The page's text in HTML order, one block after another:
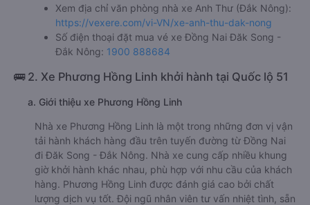
Xem địa chỉ văn phòng nhà xe Anh Thư (Đắk Nông):
https://vexere.com/vi-VN/xe-anh-thu-dak-nong
Số điện thoại đặt mua vé xe Đồng Nai Đăk Song -
Đắk Nông: 1900 888684
🚌 2. Xe Phương Hồng Linh khởi hành tại Quốc lộ 51
a. Giới thiệu xe Phương Hồng Linh
Nhà xe Phương Hồng Linh là một trong những đơn vị vận
tải hành khách hàng đầu trên tuyến đường từ Đồng Nai
đi Đăk Song - Đắk Nông. Nhà xe cung cấp nhiều khung
giờ khởi hành khác nhau, phù hợp với nhu cầu của khách
hàng. Phương Hồng Linh được đánh giá cao bởi chất
lượng dịch vụ tốt. Đội ngũ nhân viên tư vấn nhiệt tình, sẵn